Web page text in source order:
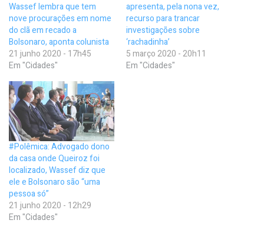
Wassef lembra que tem
nove procurações em nome
do clã em recado a
Bolsonaro, aponta colunista
21 junho 2020 - 17h45
Em "Cidades"
apresenta, pela nona vez,
recurso para trancar
investigações sobre
‘rachadinha’
5 março 2020 - 20h11
Em "Cidades"
#Polêmica: Advogado dono
da casa onde Queiroz foi
localizado, Wassef diz que
ele e Bolsonaro são “uma
pessoa só”
21 junho 2020 - 12h29
Em "Cidades"